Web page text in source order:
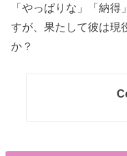
「やっぱりな」「納
すが、果たして彼は現
か？